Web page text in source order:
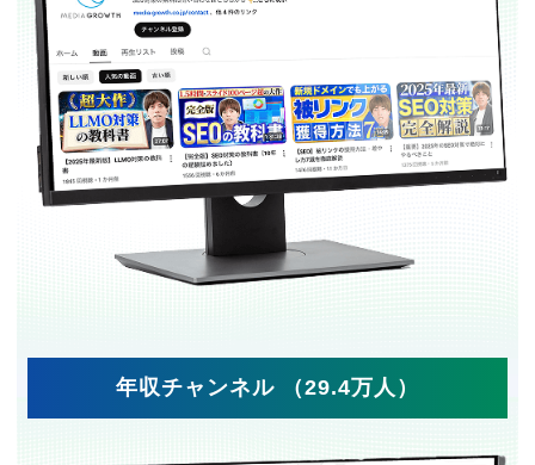
年収チャンネル （29.4万人）